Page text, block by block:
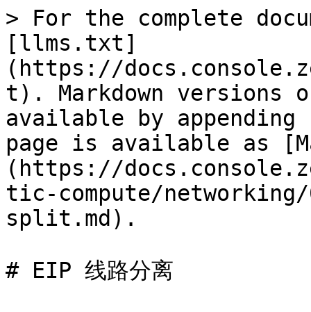
> For the complete
[llms.txt]
(https://
t). Markdown versions
available by
page is available as
(https://
tic-compute/
split.md).
# EIP 线路分离